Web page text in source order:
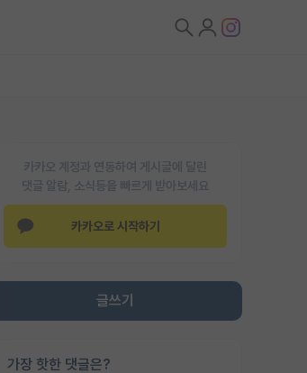
카카오 계정과 연동하여 게시글에 달린
댓글 알람, 소식등을 빠르게 받아보세요
카카오로 시작하기
글쓰기
가장 핫한 댓글은?